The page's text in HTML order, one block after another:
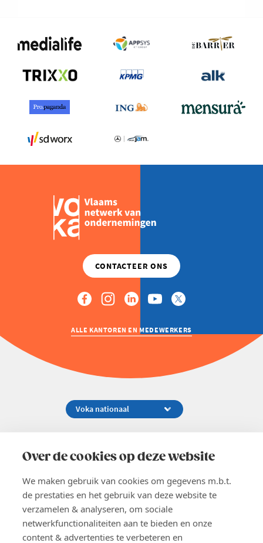
Over de cookies op deze website
We maken gebruik van cookies om gegevens m.b.t.
de prestaties en het gebruik van deze website te
verzamelen & analyseren, om sociale
netwerkfunctionaliteiten aan te bieden en onze
content & advertenties te verbeteren en
ALLE KANTOREN EN MEDEWERKERS
02 229 81 11